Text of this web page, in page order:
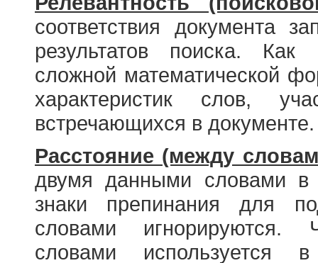
соответствия документа
результатов поиска.
сложной математической
характеристик слов,
встречающихся в документе.
Расстояние (между
двумя данными словами в
знаки препинания для
словами игнорируются.
словами используется в